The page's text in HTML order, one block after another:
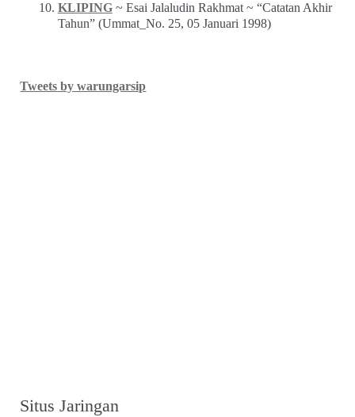
KLIPING~ Esai Jalaludin Rakhmat ~ “Catatan Akhir
Tahun” (Ummat_No. 25, 05 Januari 1998)
Tweets by warungarsip
Situs Jaringan